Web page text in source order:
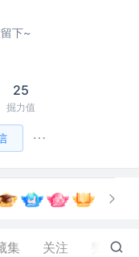
下~
25
掘力值
集 关注 61